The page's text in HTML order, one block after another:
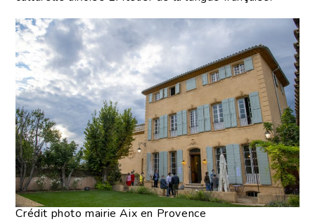
Crédit photo mairie Aix en Provence